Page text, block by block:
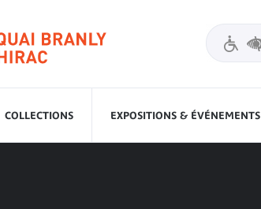
COLLECTIONS EXPOSITIONS & ÉVÉNEMENTS